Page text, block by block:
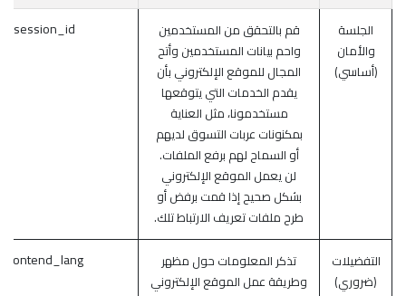
الجلسة
والأمان
(أساسي)
قم بالتحقق من المستخدمين
واحم بيانات المستخدمين وأتح
المجال للموقع الإلكتروني بأن
يقدم الخدمات التي يتوقعها
مستخدمونا، مثل العناية
بمكنونات عربات التسوق لديهم
أو السماح لهم برفع الملفات.
لن يعمل الموقع الإلكتروني
بشكل صحيح إذا قمت برفض أو
طرح ملفات تعريف الارتباط تلك.
session_id (أودو)
التفضيلات
(ضروري)
تذكر المعلومات حول مظهر
وطريقة عمل الموقع الإلكتروني
frontend_lang (أودو)